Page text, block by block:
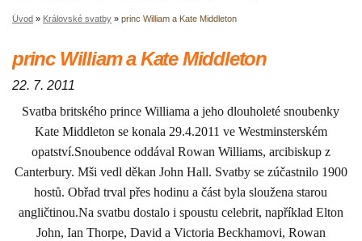
Úvod » Královské svatby » princ William a Kate Middleton
princ William a Kate Middleton
22. 7. 2011
Svatba britského prince Williama a jeho dlouholeté snoubenky
Kate Middleton se konala 29.4.2011 ve Westminsterském
opatství.Snoubence oddával Rowan Williams, arcibiskup z
Canterbury. Mši vedl děkan John Hall. Svatby se zúčastnilo 1900
hostů. Obřad trval přes hodinu a část byla sloužena starou
angličtinou.Na svatbu dostalo i spoustu celebrit, například Elton
John, Ian Thorpe, David a Victoria Beckhamovi, Rowan